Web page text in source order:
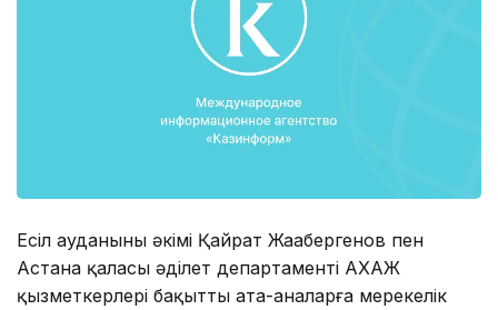
Есіл ауданының әкімі Қайрат Жаңабергенов пен
Астана қаласы әділет департаменті АХАЖ
қызметкерлері бақытты ата-аналарға мерекелік